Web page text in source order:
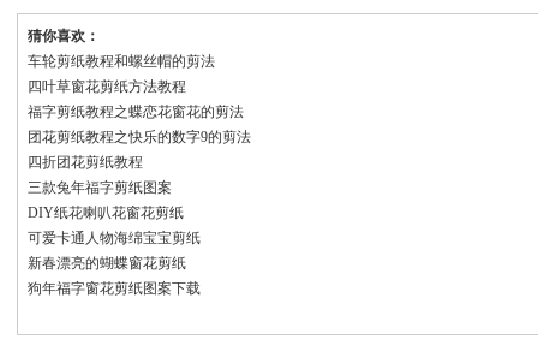
猜你喜欢：
车轮剪纸教程和螺丝帽的剪法
四叶草窗花剪纸方法教程
福字剪纸教程之蝶恋花窗花的剪法
团花剪纸教程之快乐的数字9的剪法
四折团花剪纸教程
三款兔年福字剪纸图案
DIY纸花喇叭花窗花剪纸
可爱卡通人物海绵宝宝剪纸
新春漂亮的蝴蝶窗花剪纸
狗年福字窗花剪纸图案下载